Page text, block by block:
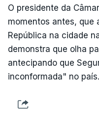
O presidente da
momentos antes, que
República na cidade
demonstra que olha
antecipando que
inconformada" no país.